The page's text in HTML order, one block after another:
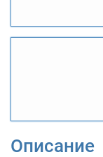
Описание